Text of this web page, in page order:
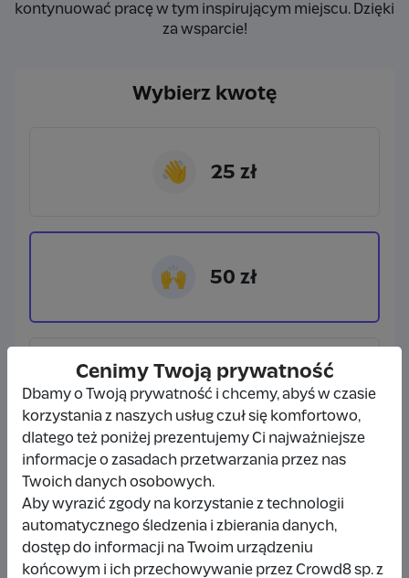
kontynuować pracę w tym inspirującym miejscu. Dzięki
za wsparcie!
Wybierz kwotę
👋 25 zł
🙌 50 zł
🙏 100 zł
Wybieram 50 zł
Inna kwota
Cenimy Twoją prywatność
Dbamy o Twoją prywatność i chcemy, abyś w czasie
korzystania z naszych usług czuł się komfortowo,
dlatego też poniżej prezentujemy Ci najważniejsze
informacje o zasadach przetwarzania przez nas
Twoich danych osobowych.
Aby wyrazić zgody na korzystanie z technologii
automatycznego śledzenia i zbierania danych,
dostęp do informacji na Twoim urządzeniu
końcowym i ich przechowywanie przez Crowd8 sp. z